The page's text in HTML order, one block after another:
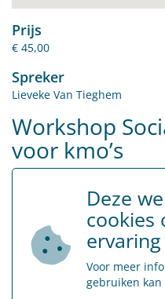
Prijs
€ 45,00
Spreker
Lieveke Van Tieghem
Workshop
voor kmo’s
U wenst als HR manager of
blijven op het gebied van
U wenst te netwerken met
stellen aan een ervaren rot
U wenst tips te krijgen over
Deze
cookies
Voor meer
gebruiken kan